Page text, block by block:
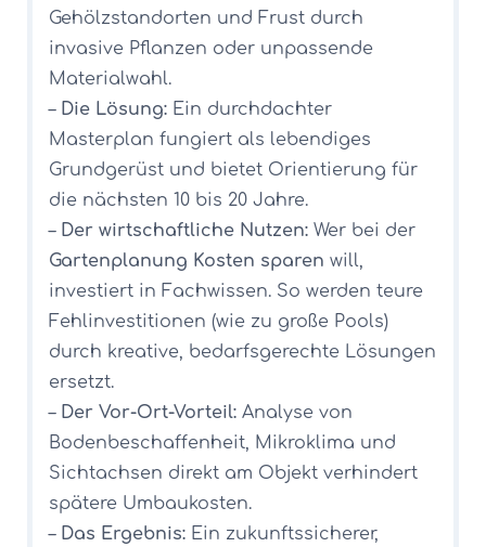
Gehölzstandorten und Frust durch
invasive Pflanzen oder unpassende
Materialwahl.
– Die Lösung: Ein durchdachter
Masterplan fungiert als lebendiges
Grundgerüst und bietet Orientierung für
die nächsten 10 bis 20 Jahre.
– Der wirtschaftliche Nutzen: Wer bei der
Gartenplanung Kosten sparen will,
investiert in Fachwissen. So werden teure
Fehlinvestitionen (wie zu große Pools)
durch kreative, bedarfsgerechte Lösungen
ersetzt.
– Der Vor-Ort-Vorteil: Analyse von
Bodenbeschaffenheit, Mikroklima und
Sichtachsen direkt am Objekt verhindert
spätere Umbaukosten.
– Das Ergebnis: Ein zukunftssicherer,